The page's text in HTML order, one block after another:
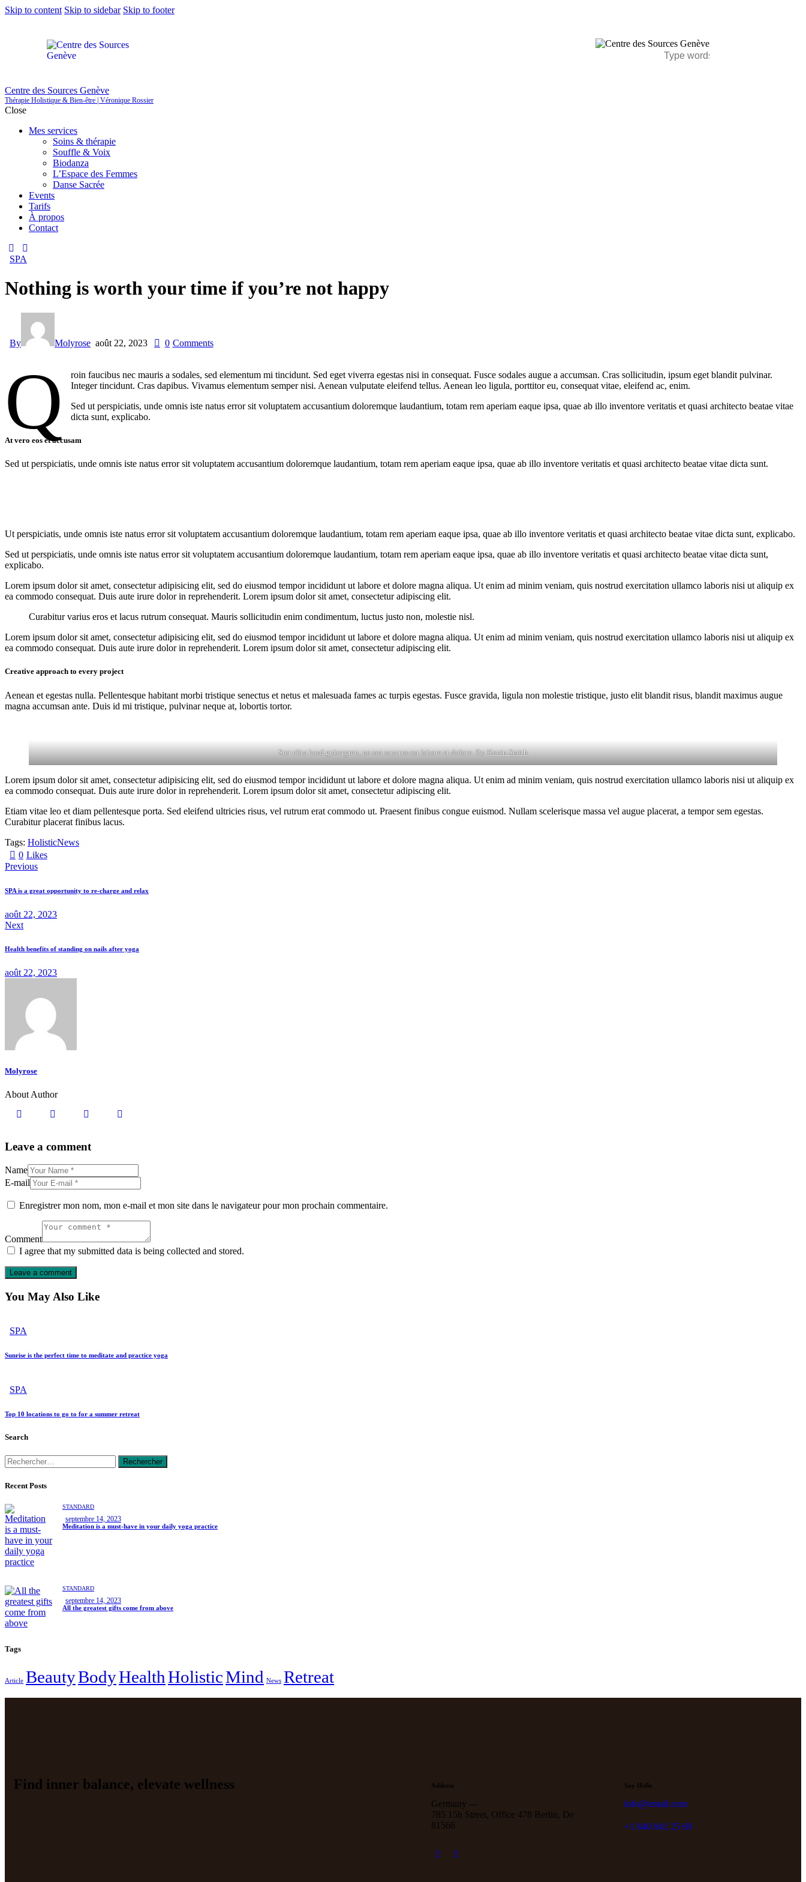
Skip to content Skip to sidebar Skip to footer
Centre des Sources Genève
Thérapie Holistique & Bien-être | Véronique Rossier
Close
Mes services
Soins & thérapie
Souffle & Voix
Biodanza
L’Espace des Femmes
Danse Sacrée
Events
Tarifs
À propos
Contact
SPA
Nothing is worth your time if you’re not happy
By Molyrose août 22, 2023 0 Comments
Q
roin faucibus nec mauris a sodales, sed elementum mi tincidunt. Sed eget viverra egestas nisi in consequat. Fusce sodales augue a accumsan. Cras sollicitudin, ipsum eget blandit pulvinar.
Integer tincidunt. Cras dapibus. Vivamus elementum semper nisi. Aenean vulputate eleifend tellus. Aenean leo ligula, porttitor eu, consequat vitae, eleifend ac, enim.
Sed ut perspiciatis, unde omnis iste natus error sit voluptatem accusantium doloremque laudantium, totam rem aperiam eaque ipsa, quae ab illo inventore veritatis et quasi architecto beatae vitae
dicta sunt, explicabo.
At vero eos et accusam
Sed ut perspiciatis, unde omnis iste natus error sit voluptatem accusantium doloremque laudantium, totam rem aperiam eaque ipsa, quae ab illo inventore veritatis et quasi architecto beatae vitae dicta sunt.
Ut perspiciatis, unde omnis iste natus error sit voluptatem accusantium doloremque laudantium, totam rem aperiam eaque ipsa, quae ab illo inventore veritatis et quasi architecto beatae vitae dicta sunt, explicabo.
Sed ut perspiciatis, unde omnis iste natus error sit voluptatem accusantium doloremque laudantium, totam rem aperiam eaque ipsa, quae ab illo inventore veritatis et quasi architecto beatae vitae dicta sunt,
explicabo.
Lorem ipsum dolor sit amet, consectetur adipisicing elit, sed do eiusmod tempor incididunt ut labore et dolore magna aliqua. Ut enim ad minim veniam, quis nostrud exercitation ullamco laboris nisi ut aliquip ex
ea commodo consequat. Duis aute irure dolor in reprehenderit. Lorem ipsum dolor sit amet, consectetur adipiscing elit.
Curabitur varius eros et lacus rutrum consequat. Mauris sollicitudin enim condimentum, luctus justo non, molestie nisl.
Lorem ipsum dolor sit amet, consectetur adipisicing elit, sed do eiusmod tempor incididunt ut labore et dolore magna aliqua. Ut enim ad minim veniam, quis nostrud exercitation ullamco laboris nisi ut aliquip ex
ea commodo consequat. Duis aute irure dolor in reprehenderit. Lorem ipsum dolor sit amet, consectetur adipiscing elit.
Creative approach to every project
Aenean et egestas nulla. Pellentesque habitant morbi tristique senectus et netus et malesuada fames ac turpis egestas. Fusce gravida, ligula non molestie tristique, justo elit blandit risus, blandit maximus augue
magna accumsan ante. Duis id mi tristique, pulvinar neque at, lobortis tortor.
Stet clita kasd gubergren, no sea sanctus est labore et dolore. ByKevin Smith
Lorem ipsum dolor sit amet, consectetur adipisicing elit, sed do eiusmod tempor incididunt ut labore et dolore magna aliqua. Ut enim ad minim veniam, quis nostrud exercitation ullamco laboris nisi ut aliquip ex
ea commodo consequat. Duis aute irure dolor in reprehenderit. Lorem ipsum dolor sit amet, consectetur adipiscing elit.
Etiam vitae leo et diam pellentesque porta. Sed eleifend ultricies risus, vel rutrum erat commodo ut. Praesent finibus congue euismod. Nullam scelerisque massa vel augue placerat, a tempor sem egestas.
Curabitur placerat finibus lacus.
Tags: HolisticNews
0 Likes
Previous
SPA is a great opportunity to re-charge and relax
août 22, 2023
Next
Health benefits of standing on nails after yoga
août 22, 2023
Molyrose
About Author
Leave a comment
Name
E-mail
Enregistrer mon nom, mon e-mail et mon site dans le navigateur pour mon prochain commentaire.
Comment
I agree that my submitted data is being collected and stored.
You May Also Like
SPA
Sunrise is the perfect time to meditate and practice yoga
SPA
Top 10 locations to go to for a summer retreat
Search
Recent Posts
STANDARD
septembre 14, 2023
Meditation is a must-have in your daily yoga practice
STANDARD
septembre 14, 2023
All the greatest gifts come from above
Tags
Article BeautyBodyHealthHolisticMind News Retreat
Find inner balance, elevate wellness Address
Germany —
785 15h Street, Office 478 Berlin, De
81566
Say Hello
info@email.com
+1 840 841 25 69